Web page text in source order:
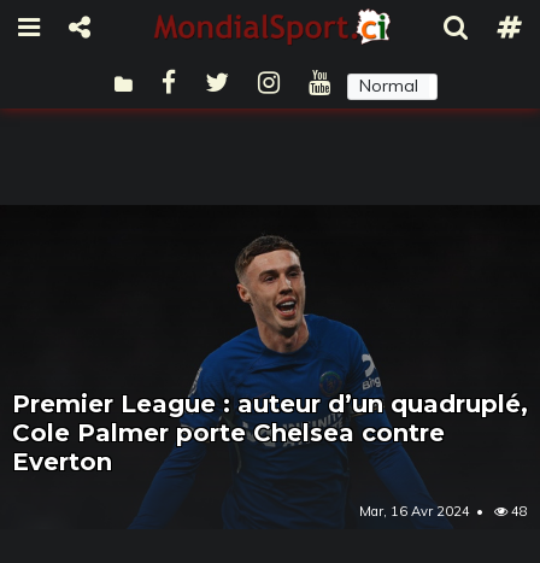
Normal
Premier League : auteur d’un quadruplé,
Cole Palmer porte Chelsea contre
Everton
Mar, 16 Avr 2024 48